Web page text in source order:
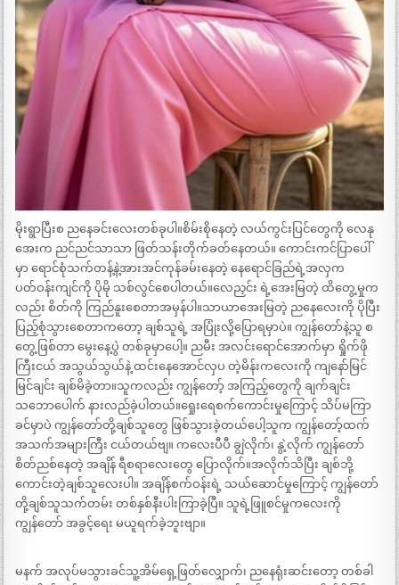
မိုးရွာပြီးစ ညနေခင်းလေးတစ်ခုပါ။စိမ်းစိုနေတဲ့ လယ်ကွင်းပြင်တွေကို လေနု
အေးက ညင်ညင်သာသာ ဖြတ်သန်းတိုက်ခတ်နေတယ်။ ကောင်းကင်ပြာပေါ်
မှာ ရောင်စုံသက်တန့်နဲ့အားအင်ကုန်ခမ်းနေတဲ့ နေရောင်ခြည်ရဲ့အလှက
ပတ်ဝန်းကျင်ကို ပိုမို သစ်လွင်စေပါတယ်။လေညှင်း ရဲ့အေးမြတဲ့ ထိတွေ့မှုက
လည်း စိတ်ကို ကြည်နူးစေတာအမှန်ပါ။သာယာအေးမြတဲ့ ညနေလေးကို ပိုပြီး
ပြည့်စုံသွားစေတာကတော့ ချစ်သူရဲ့ အပြုံးလို့ပြောရမှာပဲ။ ကျွန်တော်နဲ့သူ စ
တွေ့ဖြစ်တာ မွေးနေ့ပွဲ တစ်ခုမှာပေါ့။ ညမီး အလင်းရောင်အောက်မှာ ရှိုက်ဖို
ကြီးငယ် အသွယ်သွယ်နဲ့ ထင်းနေအောင်လှပ တဲ့မိန်းကလေးကို ကျနော်မြင်
မြင်ချင်း ချစ်မိခဲ့တာ။သူကလည်း ကျွန်တော့် အကြည့်တွေကို ချက်ချင်း
သဘောပေါက် နားလည်ခဲ့ပါတယ်။ရှေုးရေစက်ကောင်းမှုကြောင့် သိပ်မကြာ
ခင်မှာပဲ ကျွန်တော်တို့ချစ်သူတွေ ဖြစ်သွားခဲ့တယ်ပေါ့သူက ကျွန်တော့်ထက်
အသက်အများကြီး ငယ်တယ်ဗျ။ ကလေးပီပီ ချွဲလိုက်၊ နွဲ့လိုက် ကျွန်တော်
စိတ်ညစ်နေတဲ့ အချိန် ရီစရာလေးတွေ ပြောလိုက်။အလိုက်သိပြီး ချစ်ဘို့
ကောင်းတဲ့ချစ်သူလေးပါ။ အချိန်စက်ဝန်းရဲ့ သယ်ဆောင်မှုကြောင့် ကျွန်တော်
တို့ချစ်သူသက်တမ်း တစ်နှစ်နီးပါးကြာခဲ့ပြီ။ သူရဲ့ဖြူစင်မှုကလေးကို
ကျွန်တော် အခွင့်ရေး မယူရက်ခဲ့ဘူးဗျာ။
မနက် အလုပ်မသွားခင်သူ့အိမ်ရှေ့ဖြတ်လျှောက်၊ ညနေရုံးဆင်းတော့ တစ်ခါ